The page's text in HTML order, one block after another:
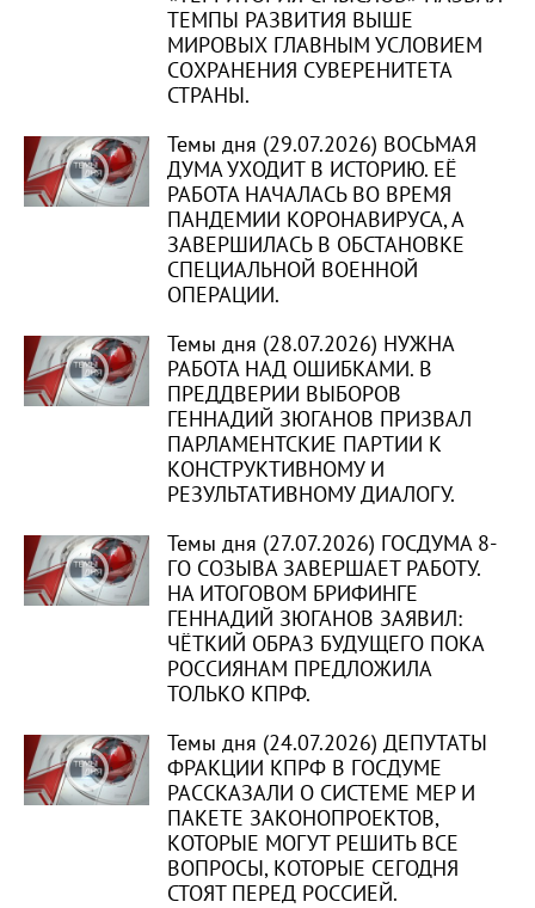
ТЕМПЫ РАЗВИТИЯ ВЫШЕ
МИРОВЫХ ГЛАВНЫМ УСЛОВИЕМ
СОХРАНЕНИЯ СУВЕРЕНИТЕТА
СТРАНЫ.
Темы дня (29.07.2026) ВОСЬМАЯ
ДУМА УХОДИТ В ИСТОРИЮ. ЕЁ
РАБОТА НАЧАЛАСЬ ВО ВРЕМЯ
ПАНДЕМИИ КОРОНАВИРУСА, А
ЗАВЕРШИЛАСЬ В ОБСТАНОВКЕ
СПЕЦИАЛЬНОЙ ВОЕННОЙ
ОПЕРАЦИИ.
Темы дня (28.07.2026) НУЖНА
РАБОТА НАД ОШИБКАМИ. В
ПРЕДДВЕРИИ ВЫБОРОВ
ГЕННАДИЙ ЗЮГАНОВ ПРИЗВАЛ
ПАРЛАМЕНТСКИЕ ПАРТИИ К
КОНСТРУКТИВНОМУ И
РЕЗУЛЬТАТИВНОМУ ДИАЛОГУ.
Темы дня (27.07.2026) ГОСДУМА 8-
ГО СОЗЫВА ЗАВЕРШАЕТ РАБОТУ.
НА ИТОГОВОМ БРИФИНГЕ
ГЕННАДИЙ ЗЮГАНОВ ЗАЯВИЛ:
ЧЁТКИЙ ОБРАЗ БУДУЩЕГО ПОКА
РОССИЯНАМ ПРЕДЛОЖИЛА
ТОЛЬКО КПРФ.
Темы дня (24.07.2026) ДЕПУТАТЫ
ФРАКЦИИ КПРФ В ГОСДУМЕ
РАССКАЗАЛИ О СИСТЕМЕ МЕР И
ПАКЕТЕ ЗАКОНОПРОЕКТОВ,
КОТОРЫЕ МОГУТ РЕШИТЬ ВСЕ
ВОПРОСЫ, КОТОРЫЕ СЕГОДНЯ
СТОЯТ ПЕРЕД РОССИЕЙ.